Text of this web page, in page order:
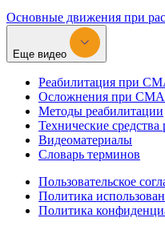
Основные движения при
Еще видео
Реабилитация при
Осложнения при СМА
Методы реабилитации
Технические средства
Видеоматериалы
Словарь терминов
Пользовательское
Политика
Политика